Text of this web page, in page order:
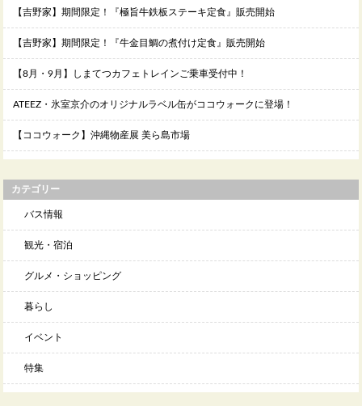
【吉野家】期間限定！『極旨牛鉄板ステーキ定食』販売開始
【吉野家】期間限定！『牛金目鯛の煮付け定食』販売開始
【8月・9月】しまてつカフェトレインご乗車受付中！
ATEEZ・氷室京介のオリジナルラベル缶がココウォークに登場！
【ココウォーク】沖縄物産展 美ら島市場
カテゴリー
バス情報
観光・宿泊
グルメ・ショッピング
暮らし
イベント
特集